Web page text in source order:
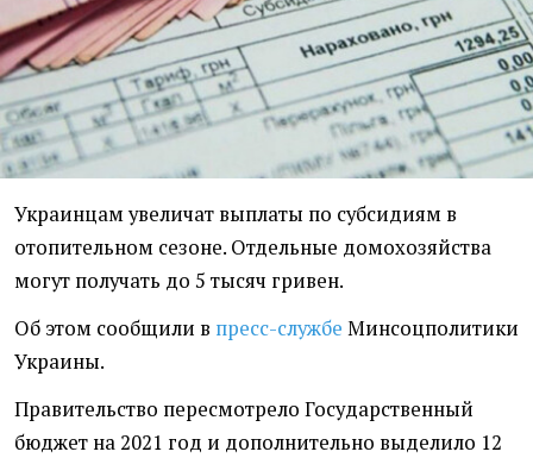
Украинцам увеличат выплаты по субсидиям в
отопительном сезоне. Отдельные домохозяйства
могут получать до 5 тысяч гривен.
Об этом сообщили в пресс-службе Минсоцполитики
Украины.
Правительство пересмотрело Государственный
бюджет на 2021 год и дополнительно выделило 12